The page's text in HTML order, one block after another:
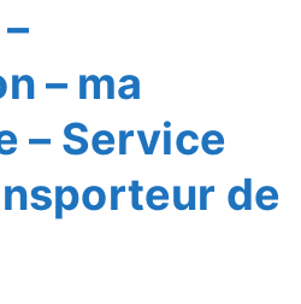
– ma
– Service
de